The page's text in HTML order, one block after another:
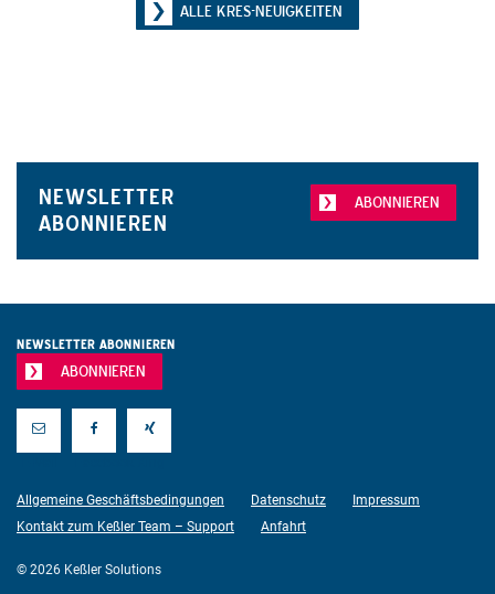
ALLE KRES-NEUIGKEITEN
ABONNIEREN
NEWSLETTER
ABONNIEREN
NEWSLETTER ABONNIEREN
ABONNIEREN
Allgemeine Geschäftsbedingungen Datenschutz
Impressum
Kontakt zum Keßler Team – Support
Anfahrt
© 2026 Keßler Solutions